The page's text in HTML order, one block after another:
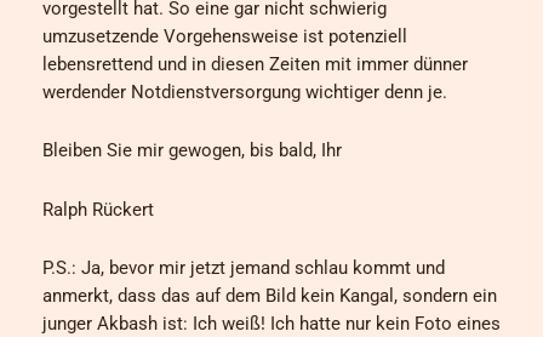
vorgestellt hat. So eine gar nicht schwierig
umzusetzende Vorgehensweise ist potenziell
lebensrettend und in diesen Zeiten mit immer dünner
werdender Notdienstversorgung wichtiger denn je.
Bleiben Sie mir gewogen, bis bald, Ihr
Ralph Rückert
P.S.: Ja, bevor mir jetzt jemand schlau kommt und
anmerkt, dass das auf dem Bild kein Kangal, sondern ein
junger Akbash ist: Ich weiß! Ich hatte nur kein Foto eines